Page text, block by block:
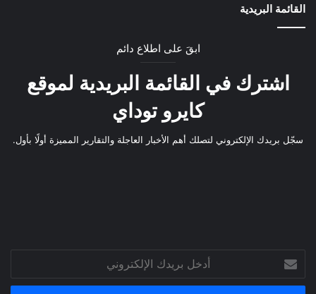
القائمة البريدية
ابقَ على اطلاع دائم
اشترك في القائمة البريدية لموقع
كايرو توداي
سجّل بريدك الإلكتروني لتصلك أهم الأخبار العاجلة والتقارير المميزة أولًا بأول.
بريدك
الإلكتروني